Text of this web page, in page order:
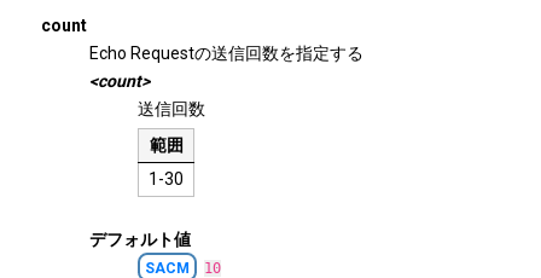
count
Echo Requestの送信回数を指定する
<count>
送信回数
範囲
1-30
デフォルト値
SACM 10